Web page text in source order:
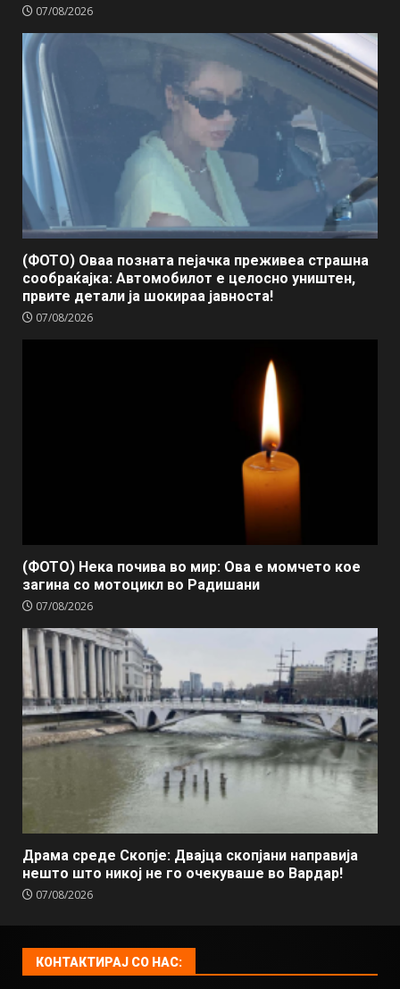
07/08/2026
(ФОТО) Оваа позната пејачка преживеа страшна
сообраќајка: Автомобилот е целосно уништен,
првите детали ја шокираа јавноста!
07/08/2026
(ФОТО) Нека почива во мир: Ова е момчето кое
загина со мотоцикл во Радишани
07/08/2026
Драма среде Скопје: Двајца скопјани направија
нешто што никој не го очекуваше во Вардар!
07/08/2026
КОНТАКТИРАЈ СО НАС: